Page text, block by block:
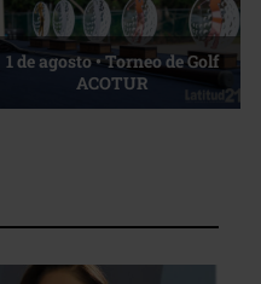
La esencia del servicio